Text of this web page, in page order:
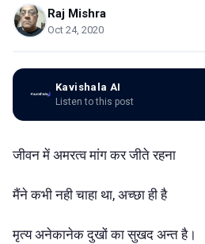
Raj Mishra
Oct 24, 2020
Kavishala AI
Listen to this post
जीवन में अमरत्व मांग कर जीते रहना
मैंने कभी नही चाहा था, अच्छा ही है
मृत्य अनेकानेक दुखों का सुखद अन्त है।